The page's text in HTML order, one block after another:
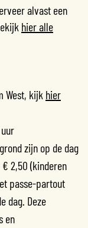
alvast een
hier alle
West, kijk hier
zijn op de dag
2,50 (kinderen
passe-partout
dag. Deze
en